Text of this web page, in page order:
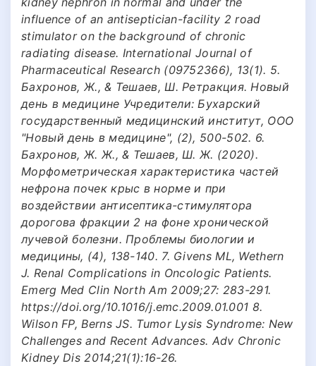
influence of an antiseptician-facility 2 road
stimulator on the background of chronic
radiating disease. International Journal of
Pharmaceutical Research (09752366), 13(1). 5.
Бахронов, Ж., & Тешаев, Ш. Ретракция. Новый
день в медицине Учредители: Бухарский
государственный медицинский институт, ООО
"Новый день в медицине", (2), 500-502. 6.
Бахронов, Ж. Ж., & Тешаев, Ш. Ж. (2020).
Морфометрическая характеристика частей
нефрона почек крыс в норме и при
воздействии антисептика-стимулятора
дорогова фракции 2 на фоне хронической
лучевой болезни. Проблемы биологии и
медицины, (4), 138-140. 7. Givens ML, Wethern
J. Renal Complications in Oncologic Patients.
Emerg Med Clin North Am 2009;27: 283-291.
https://doi.org/10.1016/j.emc.2009.01.001 8.
Wilson FP, Berns JS. Tumor Lysis Syndrome: New
Challenges and Recent Advances. Adv Chronic
Kidney Dis 2014;21(1):16-26.